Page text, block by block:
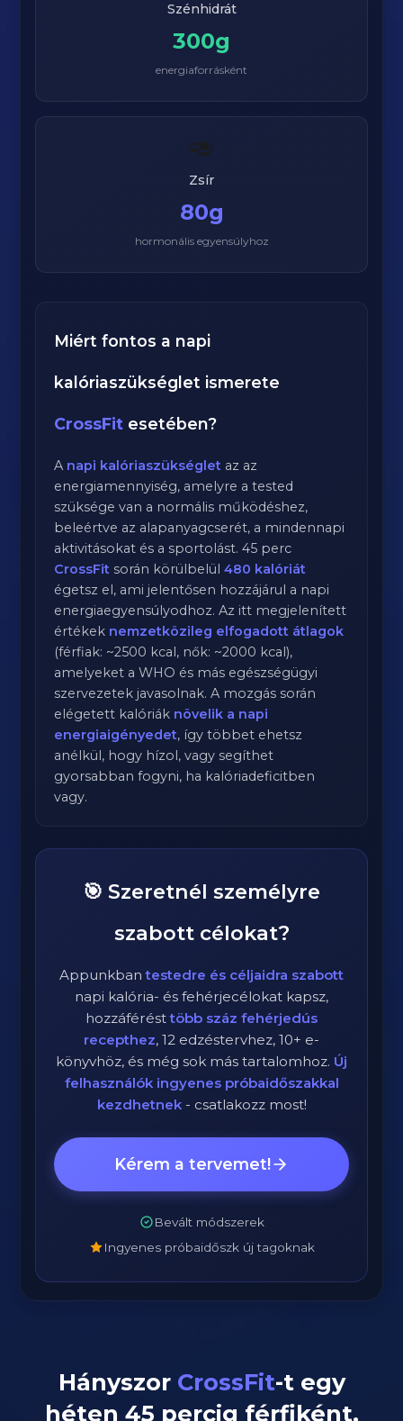
Szénhidrát
300g
energiaforrásként
🥑
Zsír
80g
hormonális egyensúlyhoz
Miért fontos a napi
kalóriaszükséglet ismerete
CrossFit esetében?
A napi kalóriaszükséglet az az
energiamennyiség, amelyre a tested
szüksége van a normális működéshez,
beleértve az alapanyagcserét, a mindennapi
aktivitásokat és a sportolást.45 perc
CrossFit során körülbelül480 kalóriát
égetsz el, ami jelentősen hozzájárul a napi
energiaegyensúlyodhoz. Az itt megjelenített
értékek nemzetközileg elfogadott átlagok
(férfiak: ~2500 kcal, nők: ~2000 kcal),
amelyeket a WHO és más egészségügyi
szervezetek javasolnak. A mozgás során
elégetett kalóriák növelik a napi
energiaigényedet, így többet ehetsz
anélkül, hogy hízol, vagy segíthet
gyorsabban fogyni, ha kalóriadeficitben
vagy.
🎯 Szeretnél személyre
szabott célokat?
Appunkbantestedre és céljaidra szabott
napi kalória- és fehérjecélokat kapsz,
hozzáférésttöbb száz fehérjedús
recepthez, 12 edzéstervhez, 10+ e-
könyvhöz, és még sok más tartalomhoz. Új
felhasználók ingyenes próbaidőszakkal
kezdhetnek- csatlakozz most!
Kérem a tervemet!
Bevált módszerek
Ingyenes próbaidőszk új tagoknak
Hányszor CrossFit-t egy
héten 45 percig férfiként,